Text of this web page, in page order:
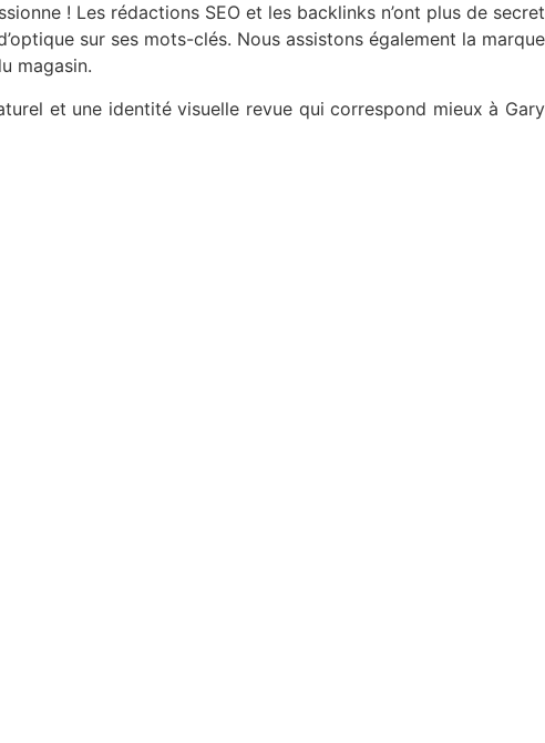
! Les rédactions SEO et les backlinks n’ont plus de secret
sur ses mots-clés. Nous assistons également la marque
magasin.
et une identité visuelle revue qui correspond mieux à Gary